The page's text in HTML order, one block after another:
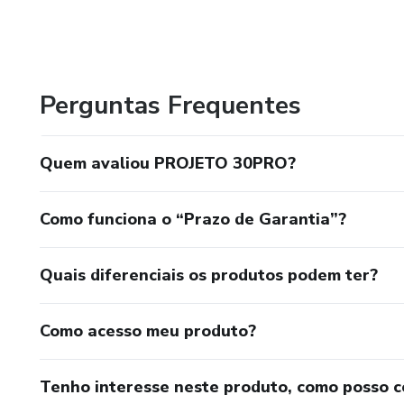
Perguntas Frequentes
Quem avaliou PROJETO 30PRO?
Como funciona o “Prazo de Garantia”?
Quais diferenciais os produtos podem ter?
Como acesso meu produto?
Tenho interesse neste produto, como posso